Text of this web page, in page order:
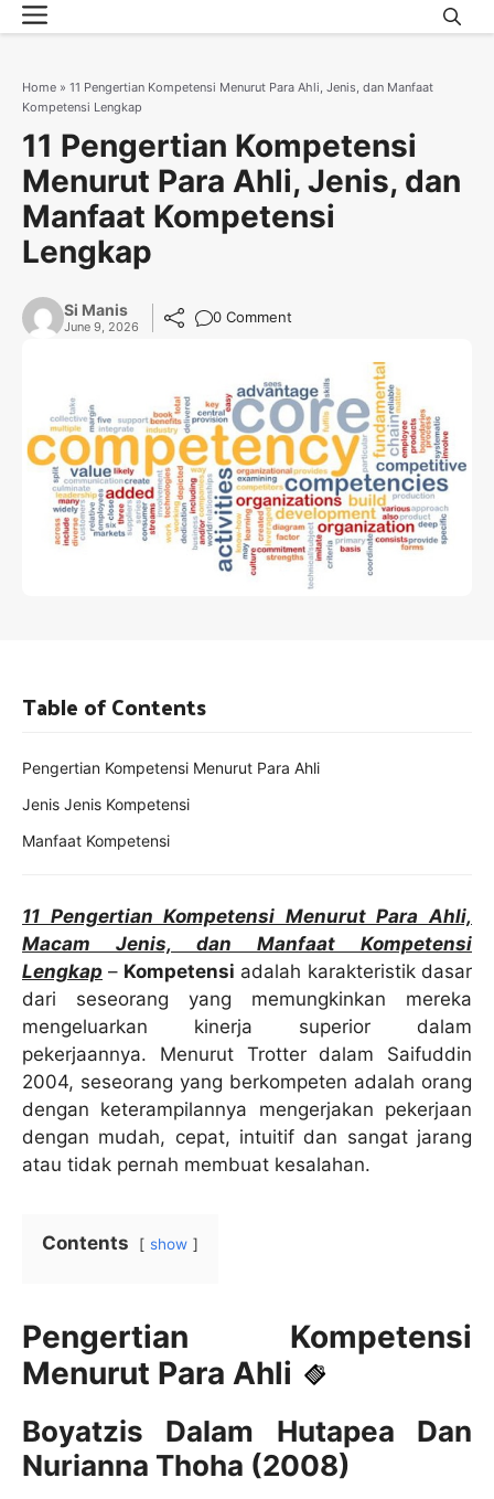
Skip
to
Menu
Home » 11 Pengertian Kompetensi Menurut Para Ahli, Jenis, dan Manfaat
Kompetensi Lengkap
11 Pengertian Kompetensi
Menurut Para Ahli, Jenis, dan
Manfaat Kompetensi
Lengkap
Si Manis
June 9, 2026
0 Comment
11 Pengertian Kompetensi Menurut Para Ahli,
Macam Jenis, dan Manfaat Kompetensi
Lengkap – Kompetensi adalah karakteristik dasar
dari seseorang yang memungkinkan mereka
mengeluarkan kinerja superior dalam
pekerjaannya. Menurut Trotter dalam Saifuddin
2004, seseorang yang berkompeten adalah orang
dengan keterampilannya mengerjakan pekerjaan
dengan mudah, cepat, intuitif dan sangat jarang
atau tidak pernah membuat kesalahan.
Contents show
Pengertian Kompetensi
Menurut Para Ahli
Boyatzis Dalam Hutapea Dan
Nurianna Thoha (2008)
Table of Contents
Pengertian Kompetensi Menurut Para Ahli
Jenis Jenis Kompetensi
Manfaat Kompetensi